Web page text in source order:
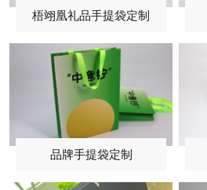
梧翊凰礼品手提袋定制
品牌手提袋定制